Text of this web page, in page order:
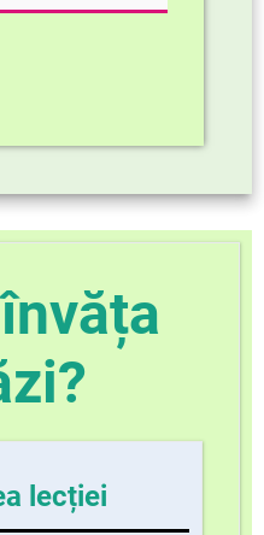
lecției